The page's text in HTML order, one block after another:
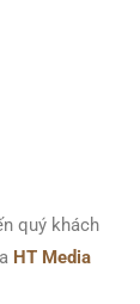
quý khách
HT Media